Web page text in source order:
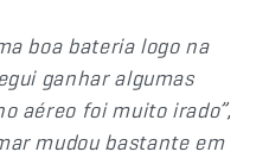
boa bateria logo na
ganhar algumas
aéreo foi muito irado”,
mudou bastante em